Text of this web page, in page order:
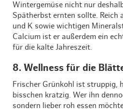
Wintergemüse nicht nur
Spätherbst ernten sollte. Reich
und K sowie wichtigen
Calcium ist er außerdem ein
für die kalte Jahreszeit.
8. Wellness für die
Frischer Grünkohl ist struppig,
bisschen kratzig. Wer ihn
sondern lieber roh essen